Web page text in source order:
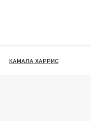
КАМАЛА ХАРРИС